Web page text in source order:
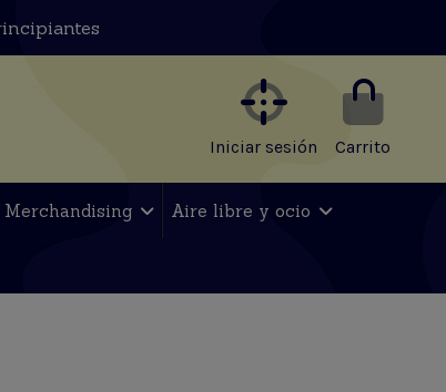
Iniciar sesión Carrito
Merchandising Aire libre y ocio